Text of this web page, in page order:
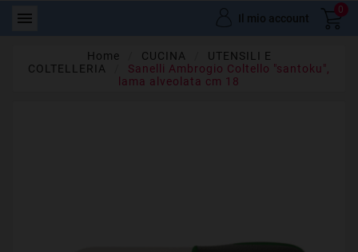
 Il mio account
0
Home CUCINA
UTENSILI E
COLTELLERIA
Sanelli Ambrogio Coltello "santoku",
lama alveolata cm 18